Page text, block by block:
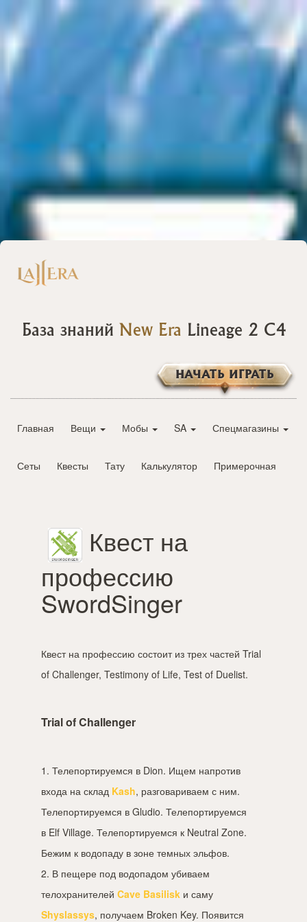
База знаний New Era Lineage 2 C4
НАЧАТЬ ИГРАТЬ
Главная Вещи Мобы SA Спецмагазины
Сеты Квесты Тату Калькулятор Примерочная
Квест на
профессию
SwordSinger
Квест на профессию состоит из трех частей Trial
of Challenger, Testimony of Life, Test of Duelist.
Trial of Challenger
1. Телепортируемся в Dion. Ищем напротив
входа на склад Kash, разговариваем с ним.
Телепортируемся в Gludio. Телепортируемся
в Elf Village. Телепортируемся к Neutral Zone.
Бежим к водопаду в зоне темных эльфов.
2. В пещере под водопадом убиваем
телохранителей Cave Basilisk и саму
Shyslassys, получаем Broken Key. Появится